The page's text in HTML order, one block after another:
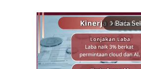
arrow_forward_ios Baca